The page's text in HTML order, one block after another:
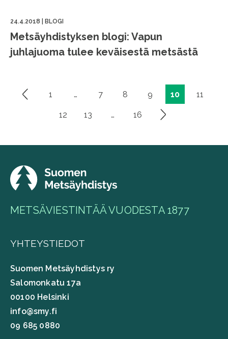
24.4.2018 BLOGI
Metsäyhdistyksen blogi: Vapun
juhlajuoma tulee keväisestä metsästä
Artikkelien
1 … 7 8 9 10 11
12 13 … 16
METSÄVIESTINTÄÄ VUODESTA 1877
YHTEYSTIEDOT
Suomen Metsäyhdistys ry
Salomonkatu 17a
00100 Helsinki
info@smy.fi
09 685 0880